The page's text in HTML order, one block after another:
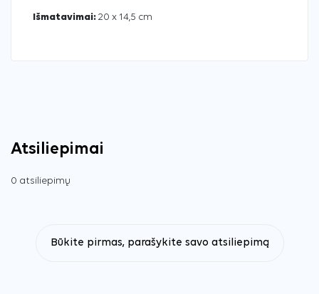
Išmatavimai: 20 x 14,5 cm
Atsiliepimai
0 atsiliepimų
Būkite pirmas, parašykite savo atsiliepimą